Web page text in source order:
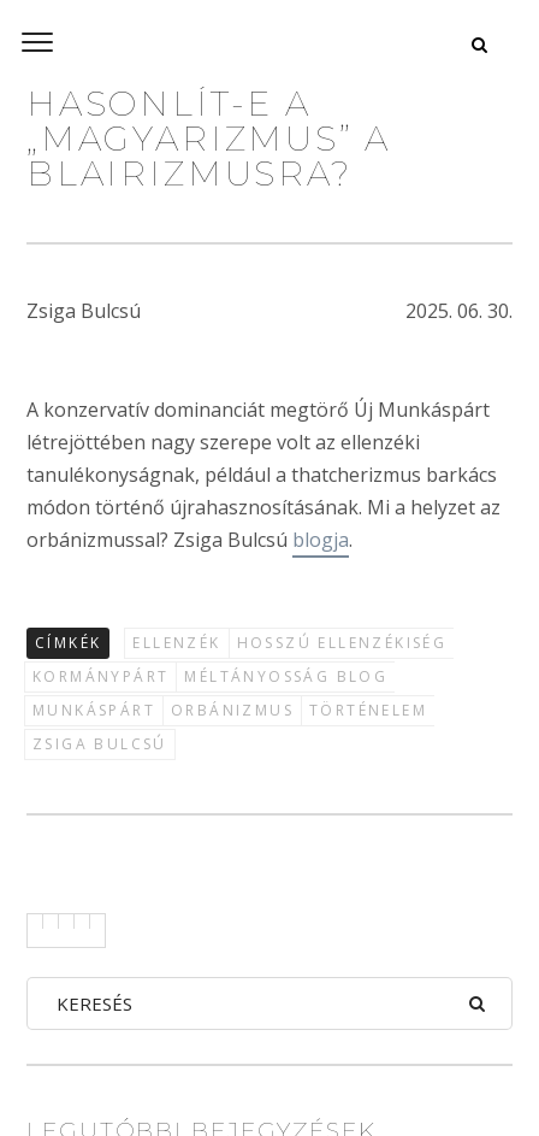
HASONLÍT-E A
„MAGYARIZMUS” A
BLAIRIZMUSRA?
Zsiga Bulcsú 2025. 06. 30.
A konzervatív dominanciát megtörő Új Munkáspárt
létrejöttében nagy szerepe volt az ellenzéki
tanulékonyságnak, például a thatcherizmus barkács
módon történő újrahasznosításának. Mi a helyzet az
orbánizmussal? Zsiga Bulcsú blogja.
CÍMKÉK ELLENZÉK
HOSSZÚ ELLENZÉKISÉG
KORMÁNYPÁRT
MÉLTÁNYOSSÁG BLOG
MUNKÁSPÁRT
ORBÁNIZMUS
TÖRTÉNELEM
ZSIGA BULCSÚ